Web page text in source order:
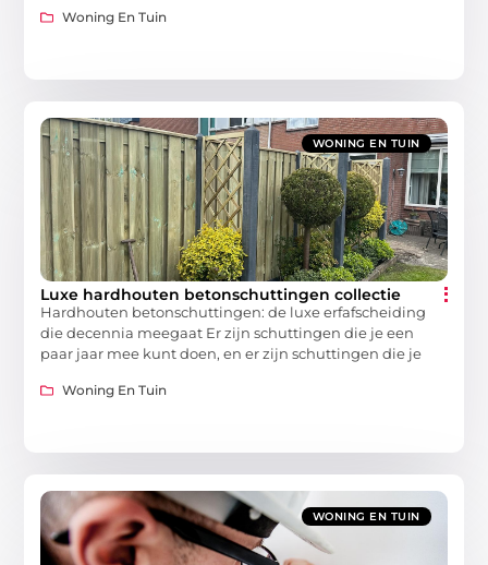
Woning En Tuin
WONING EN TUIN
Luxe hardhouten betonschuttingen collectie
Hardhouten betonschuttingen: de luxe erfafscheiding
die decennia meegaat Er zijn schuttingen die je een
paar jaar mee kunt doen, en er zijn schuttingen die je
Woning En Tuin
WONING EN TUIN